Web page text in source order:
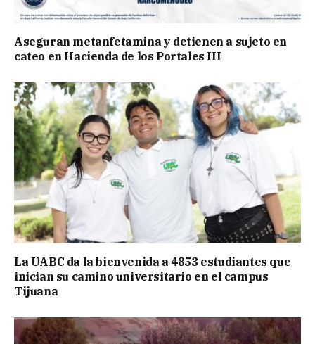
Aseguran metanfetamina y detienen a sujeto en
cateo en Hacienda de los Portales III
La UABC da la bienvenida a 4853 estudiantes que
inician su camino universitario en el campus
Tijuana